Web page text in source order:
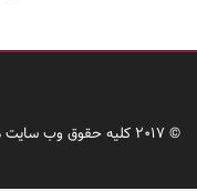
© 2017 کلیه حقوق وب سایت محفوظ است